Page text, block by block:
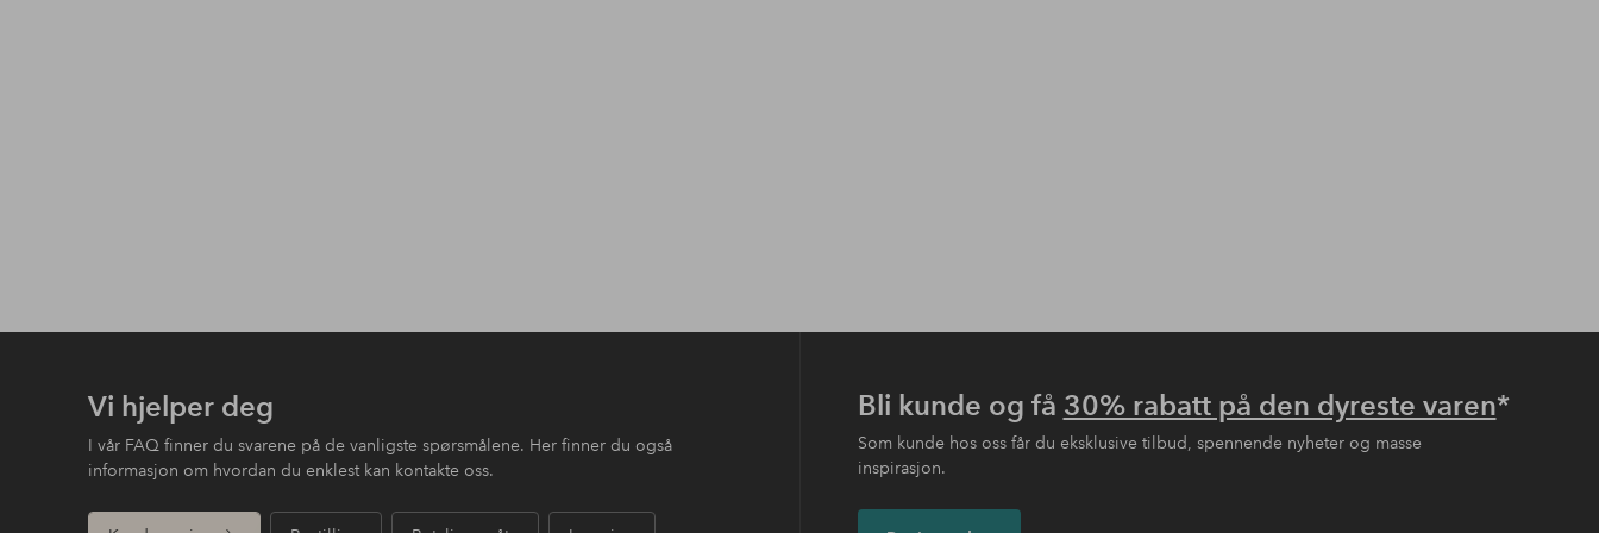
Vi hjelper deg
I vår FAQ finner du svarene på de vanligste spørsmålene. Her finner du også
informasjon om hvordan du enklest kan kontakte oss.
Bli kunde og få 30% rabatt på den dyreste varen*
Som kunde hos oss får du eksklusive tilbud, spennende nyheter og masse
inspirasjon.